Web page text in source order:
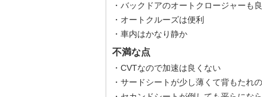
・バックドアのオートクロージャーも
・オートクルーズは便利
・車内はかなり静か
不満な点
・CVTなので加速は良くない
・サードシートが少し薄くて背もたれ